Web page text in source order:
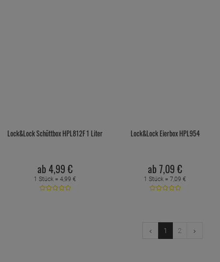
Lock&Lock Schüttbox HPL812F 1 Liter
ab 4,99 €
1 Stück = 4,99 €
Lock&Lock Eierbox HPL954
ab 7,09 €
1 Stück = 7,09 €
1 2